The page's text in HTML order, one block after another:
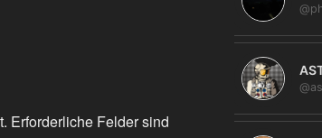
Erforderliche Felder sind